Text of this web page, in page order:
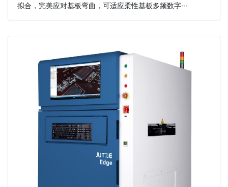
拟合，完美应对基板弯曲，可适应柔性基板多频数字···